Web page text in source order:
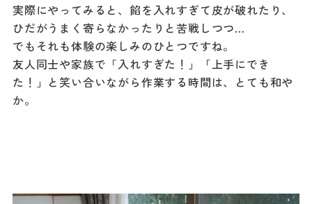
実際にやってみると、餡を入れすぎて皮が破れたり、
ひだがうまく寄らなかったりと苦戦しつつ…
でもそれも体験の楽しみのひとつですね。
友人同士や家族で「入れすぎた！」「上手にでき
た！」と笑い合いながら作業する時間は、とても和や
か。